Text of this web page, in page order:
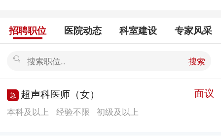
系统、乳管内窥镜检查系统、全自动生化分析仪、全自
设施。设置孕产保健部、儿童保健部、妇女保健部、计
管理模式，为妇女儿童提供全生命周期医疗保健服务。
孕产保健部设置孕产期健康管理中心、产前区、产房、
招聘职位 医院动态 科室建设 专家风采
搜索
超声科医师（女） 面议
本科及以上 经验不限 初级及以上